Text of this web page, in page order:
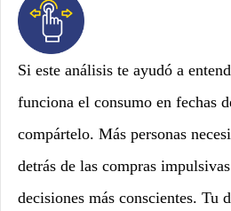
Si este análisis te ayudó a
funciona el consumo en fechas
compártelo. Más personas
detrás de las compras
decisiones más conscientes. Tu